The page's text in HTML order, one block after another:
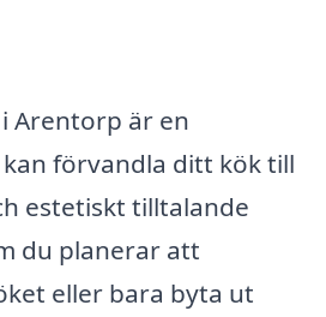
Arentorp är en
förvandla ditt kök till
estetiskt tilltalande
du planerar att
eller bara byta ut